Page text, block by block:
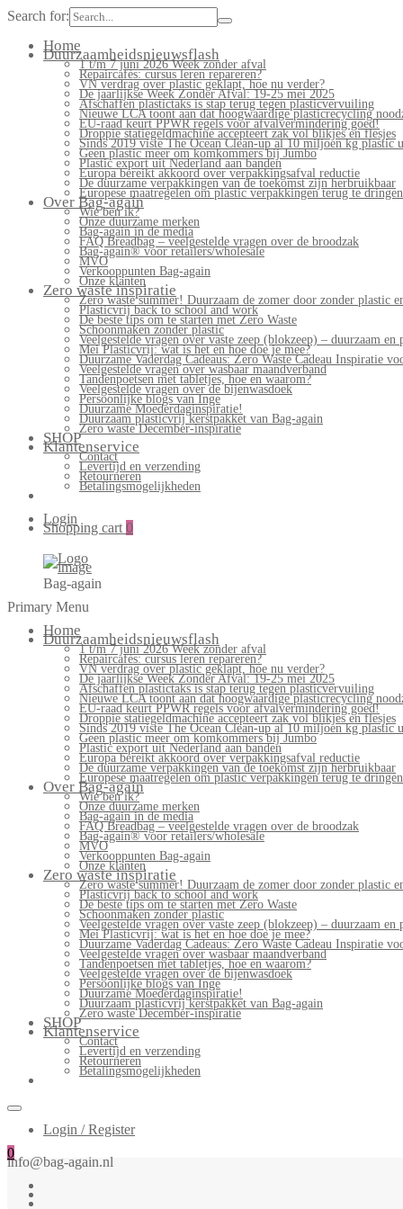
Search for:
Home
Duurzaamheidsnieuwsflash
1 t/m 7 juni 2026 Week zonder afval
Repaircafés: cursus leren repareren?
VN verdrag over plastic geklapt, hoe nu verder?
De jaarlijkse Week Zonder Afval: 19-25 mei 2025
Afschaffen plastictaks is stap terug tegen plasticvervuiling
Nieuwe LCA toont aan dat hoogwaardige plasticrecycling
EU-raad keurt PPWR regels voor afvalvermindering goed!
Droppie statiegeldmachine accepteert zak vol blikjes en flesjes
Sinds 2019 viste The Ocean Clean-up al 10 miljoen kg plastic
Geen plastic meer om komkommers bij Jumbo
Plastic export uit Nederland aan banden
Europa bereikt akkoord over verpakkingsafval reductie
De duurzame verpakkingen van de toekomst zijn herbruikbaar
Europese maatregelen om plastic verpakkingen terug te
Over Bag-again
Wie ben ik?
Onze duurzame merken
Bag-again in de media
FAQ Breadbag – veelgestelde vragen over de broodzak
Bag-again® voor retailers/wholesale
MVO
Verkooppunten Bag-again
Onze klanten
Zero waste inspiratie
Zero waste summer! Duurzaam de zomer door zonder plastic
Plasticvrij back to school and work
De beste tips om te starten met Zero Waste
Schoonmaken zonder plastic
Veelgestelde vragen over vaste zeep (blokzeep) – duurzaam
Mei Plasticvrij: wat is het en hoe doe je mee?
Duurzame Vaderdag Cadeaus: Zero Waste Cadeau Inspiratie
Veelgestelde vragen over wasbaar maandverband
Tandenpoetsen met tabletjes, hoe en waarom?
Veelgestelde vragen over de bijenwasdoek
Persoonlijke blogs van Inge
Duurzame Moederdaginspiratie!
Duurzaam plasticvrij kerstpakket van Bag-again
Zero waste December-inspiratie
SHOP
Klantenservice
Contact
Levertijd en verzending
Retourneren
Betalingsmogelijkheden
Login
Shopping cart 0
Bag-again
Primary Menu
Home
Duurzaamheidsnieuwsflash
1 t/m 7 juni 2026 Week zonder afval
Repaircafés: cursus leren repareren?
VN verdrag over plastic geklapt, hoe nu verder?
De jaarlijkse Week Zonder Afval: 19-25 mei 2025
Afschaffen plastictaks is stap terug tegen plasticvervuiling
Nieuwe LCA toont aan dat hoogwaardige plasticrecycling
EU-raad keurt PPWR regels voor afvalvermindering goed!
Droppie statiegeldmachine accepteert zak vol blikjes en flesjes
Sinds 2019 viste The Ocean Clean-up al 10 miljoen kg plastic
Geen plastic meer om komkommers bij Jumbo
Plastic export uit Nederland aan banden
Europa bereikt akkoord over verpakkingsafval reductie
De duurzame verpakkingen van de toekomst zijn herbruikbaar
Europese maatregelen om plastic verpakkingen terug te
Over Bag-again
Wie ben ik?
Onze duurzame merken
Bag-again in de media
FAQ Breadbag – veelgestelde vragen over de broodzak
Bag-again® voor retailers/wholesale
MVO
Verkooppunten Bag-again
Onze klanten
Zero waste inspiratie
Zero waste summer! Duurzaam de zomer door zonder plastic
Plasticvrij back to school and work
De beste tips om te starten met Zero Waste
Schoonmaken zonder plastic
Veelgestelde vragen over vaste zeep (blokzeep) – duurzaam
Mei Plasticvrij: wat is het en hoe doe je mee?
Duurzame Vaderdag Cadeaus: Zero Waste Cadeau Inspiratie
Veelgestelde vragen over wasbaar maandverband
Tandenpoetsen met tabletjes, hoe en waarom?
Veelgestelde vragen over de bijenwasdoek
Persoonlijke blogs van Inge
Duurzame Moederdaginspiratie!
Duurzaam plasticvrij kerstpakket van Bag-again
Zero waste December-inspiratie
SHOP
Klantenservice
Contact
Levertijd en verzending
Retourneren
Betalingsmogelijkheden
Login / Register
0
info@bag-again.nl